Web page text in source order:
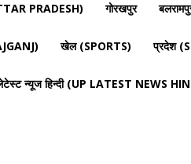
PRADESH) गोरखपुर
खेल (SPORTS) प्रदेश
न्यूज हिन्दी (UP LATEST NEWS